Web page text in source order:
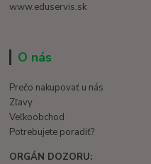
www.eduservis.sk
O nás
Prečo nakupovať u nás
Zľavy
Veľkoobchod
Potrebujete poradiť?
ORGÁN DOZORU: